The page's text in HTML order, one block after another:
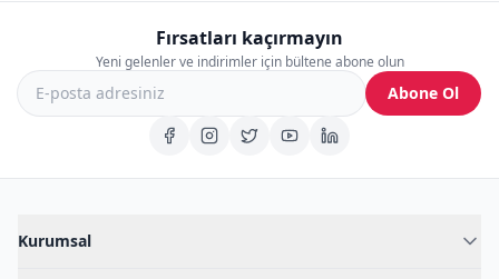
Fırsatları kaçırmayın
Yeni gelenler ve indirimler için bültene abone olun
Abone Ol
Kurumsal